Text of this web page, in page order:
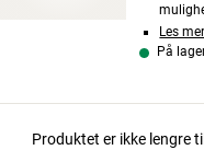
Les mer
På
Produktet er ikke lengre